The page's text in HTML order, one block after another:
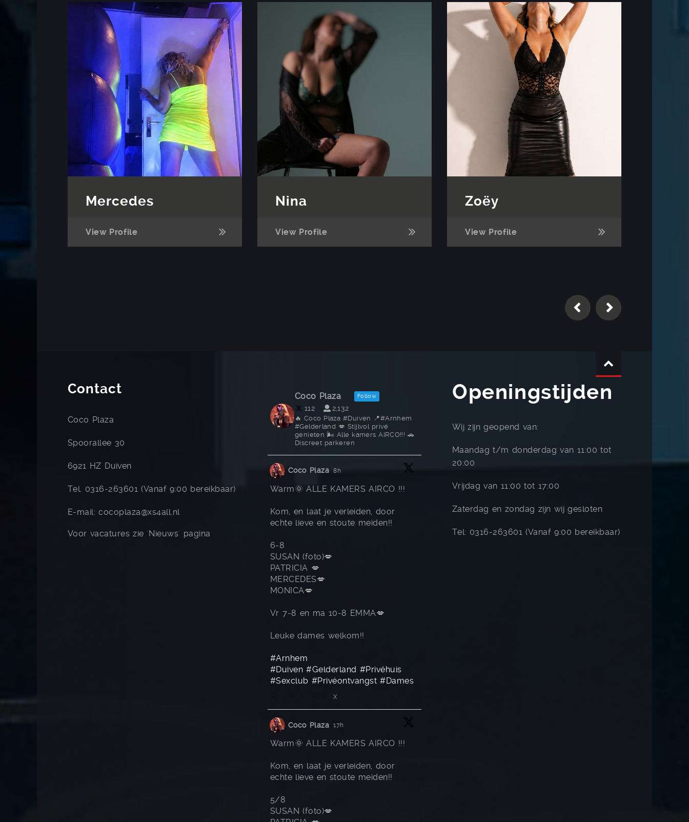
Mercedes
View Profile
Nina
View Profile
Zoëy
View Profile
Contact
Coco Plaza
Spoorallee 30
6921 HZ Duiven
Tel. 0316-263601 (Vanaf 9:00 bereikbaar)
E-mail: cocoplaza@xs4all.nl
Voor vacatures zie 'Nieuws' pagina
Coco Plaza Follow
112 2,132
🔥 Coco Plaza #Duiven 📍#Arnhem
#Gelderland 💋 Stijlvol privé
genieten 🌬️ Alle kamers AIRCO!!! 🚗
Discreet parkeren
Coco Plaza 8h
Warm🌞 ALLE KAMERS AIRCO !!!
Kom, en laat je verleiden, door
echte lieve en stoute meiden!!
6-8
SUSAN (foto)💋
PATRICIA 💋
MERCEDES💋
MONICA💋
Vr 7-8 en ma 10-8 EMMA💋
Leuke dames welkom!!
#Arnhem
#Duiven #Gelderland #Privéhuis
#Sexclub #Privéontvangst #Dames
X
Coco Plaza 17h
Warm🌞 ALLE KAMERS AIRCO !!!
Kom, en laat je verleiden, door
echte lieve en stoute meiden!!
5/8
SUSAN (foto)💋
Openingstijden
Wij zijn geopend van:
Maandag t/m donderdag van 11:00 tot
20:00
Vrijdag van 11:00 tot 17:00
Zaterdag en zondag zijn wij gesloten
Tel: 0316-263601 (Vanaf 9:00 bereikbaar)